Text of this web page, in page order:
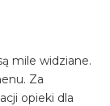
mile widziane.
Za
opieki dla